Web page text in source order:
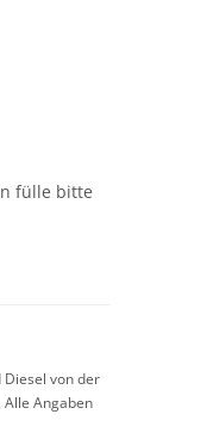
fülle bitte
von der
Angaben